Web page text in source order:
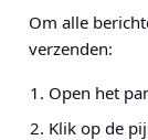
Om alle
verzenden:
Open het
Klik op de